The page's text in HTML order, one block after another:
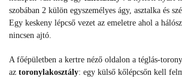
szobában 2 külön egyszemélyes ágy, asztalka és
Egy keskeny lépcső vezet az emeletre ahol a
nincsen ajtó.
A főépületben a kertre néző oldalon a téglás-
az toronylakosztály: egy külső kőlépcsőn kell